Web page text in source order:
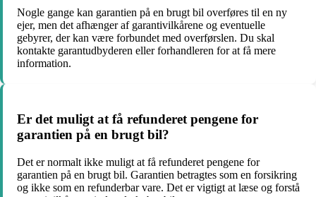
Nogle gange kan garantien på en brugt bil overføres til en ny
ejer, men det afhænger af garantivilkårene og eventuelle
gebyrer, der kan være forbundet med overførslen. Du skal
kontakte garantudbyderen eller forhandleren for at få mere
information.
Er det muligt at få refunderet pengene for
garantien på en brugt bil?
Det er normalt ikke muligt at få refunderet pengene for
garantien på en brugt bil. Garantien betragtes som en forsikring
og ikke som en refunderbar vare. Det er vigtigt at læse og forstå